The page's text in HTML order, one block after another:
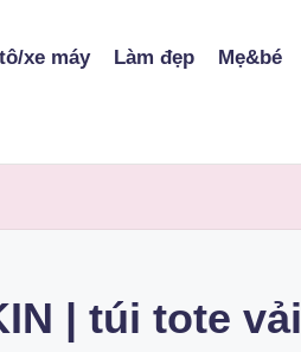
xe máy Làm đẹp Mẹ&bé
| túi tote